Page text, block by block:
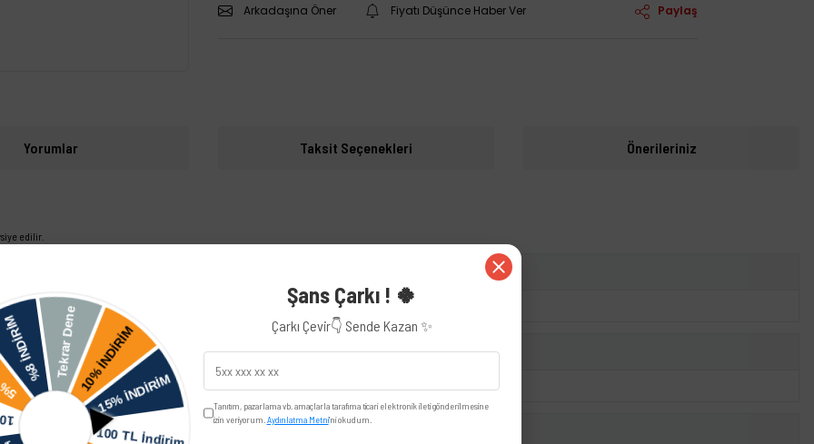
Arkadaşına Öner Fiyatı Düşünce Haber Ver Paylaş
Yorumlar Taksit Seçenekleri Önerileriniz
edilir.
Audi
Şans Çarkı ! 🍀
Çarkı Çevir👇 Sende Kazan ✨
Tanıtım, pazarlama vb. amaçlarla tarafıma ticari elektronik ileti gönderilmesine
izin veriyorum. Aydınlatma Metni'ni okudum.